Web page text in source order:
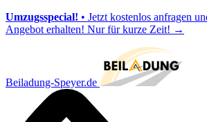
Umzugsspecial! • Jetzt kostenlos anfragen
Angebot erhalten! Nur für kurze Zeit! →
Beiladung-Speyer.de